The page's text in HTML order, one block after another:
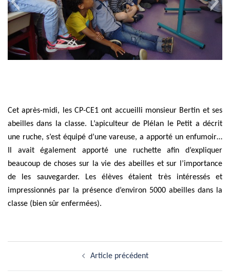
Cet après-midi, les CP-CE1 ont accueilli monsieur Bertin et ses
abeilles dans la classe. L’apiculteur de Plélan le Petit a décrit
une ruche, s’est équipé d’une vareuse, a apporté un enfumoir…
Il avait également apporté une ruchette afin d’expliquer
beaucoup de choses sur la vie des abeilles et sur l’importance
de les sauvegarder. Les élèves étaient très intéressés et
impressionnés par la présence d’environ 5000 abeilles dans la
classe (bien sûr enfermées).
Article précédent